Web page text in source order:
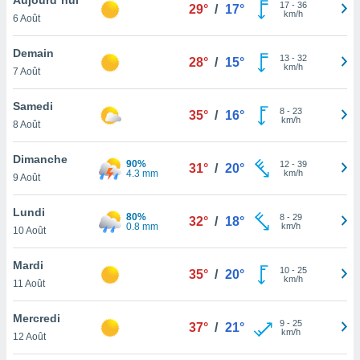
et
»,
au
vous
qu'ils
ou
le
ainsi
un
la
du
6 Août
29° / 17° 17- 36
km/h
Demain
7 Août
28° / 15° 13- 32
km/h
Samedi
8 Août
35° / 16° 8- 23
km/h
Dimanche
9 Août
90%
4.3 mm
31° / 20° 12- 39
km/h
Lundi
10 Août
80%
0.8 mm
32° / 18° 8- 29
km/h
Mardi
11 Août
35° / 20° 10- 25
km/h
Mercredi
12 Août
37° / 21° 9- 25
km/h